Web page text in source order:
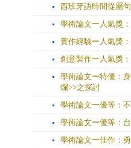
西班牙語時間從屬
學術論文ー人氣獎
實作經驗ー人氣獎
創意製作ー人氣獎
學術論文ー特優：
爛>>之探討
學術論文ー優等：
學術論文ー優等：
學術論文ー佳作：